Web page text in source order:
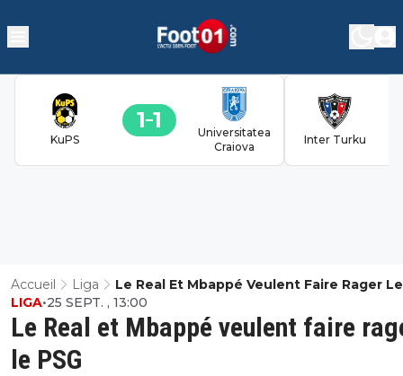
KuPS
1 1
Universitatea
Craiova
Inter Turku
Accueil Liga Le Real Et Mbappé Veulent Faire Rager Le
Le Real et Mbappé veulent faire
le PSG
LIGA•25 SEPT. , 13:00